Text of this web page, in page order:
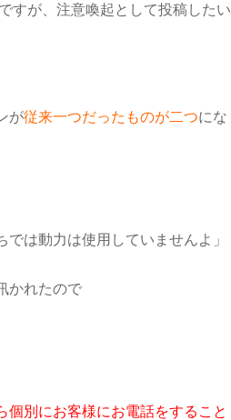
すが、注意喚起として投稿したい
が従来一つだったものが二つにな
は動力は使用していませんよ」
かれたので
個別にお客様にお電話をすること